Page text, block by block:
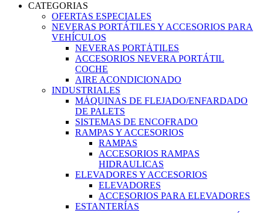
CATEGORIAS
OFERTAS ESPECIALES
NEVERAS PORTÁTILES Y ACCESORIOS PARA
VEHÍCULOS
NEVERAS PORTÁTILES
ACCESORIOS NEVERA PORTÁTIL
COCHE
AIRE ACONDICIONADO
INDUSTRIALES
MÁQUINAS DE FLEJADO/ENFARDADO
DE PALETS
SISTEMAS DE ENCOFRADO
RAMPAS Y ACCESORIOS
RAMPAS
ACCESORIOS RAMPAS
HIDRAULICAS
ELEVADORES Y ACCESORIOS
ELEVADORES
ACCESORIOS PARA ELEVADORES
ESTANTERÍAS